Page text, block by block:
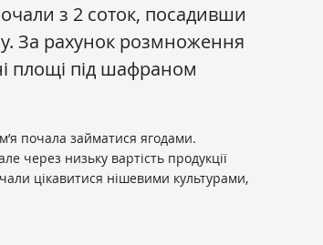
з 2 соток, посадивши
За рахунок розмноження
площі під шафраном
почала займатися ягодами.
через низьку вартість продукції
цікавитися нішевими культурами,